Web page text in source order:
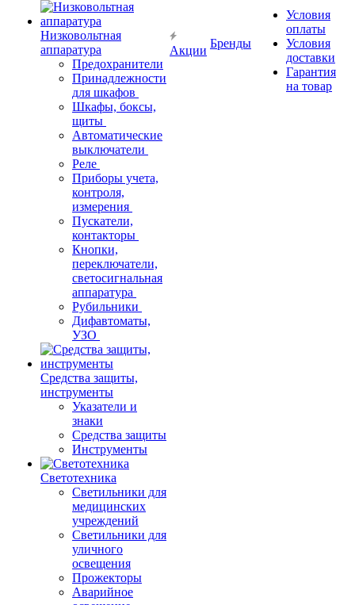
Низковольтная
аппаратура
Предохранители
Принадлежности
для шкафов
Шкафы, боксы,
щиты
Автоматические
выключатели
Реле
Приборы учета,
контроля,
измерения
Пускатели,
контакторы
Кнопки,
переключатели,
светосигнальная
аппаратура
Рубильники
Дифавтоматы,
УЗО
Средства защиты,
инструменты
Указатели и
знаки
Средства защиты
Инструменты
Светотехника
Светильники для
медицинских
учреждений
Светильники для
уличного
освещения
Прожекторы
Аварийное
Акции
Бренды
Условия
оплаты
Условия
доставки
Гарантия
на товар